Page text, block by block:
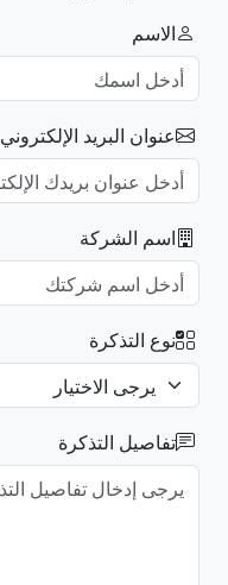
الاسم
عنوان البريد الإلكتروني
اسم الشركة
نوع التذكرة
تفاصيل التذكرة